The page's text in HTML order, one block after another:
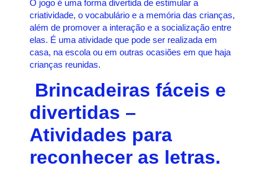
O jogo é uma forma divertida de estimular a
criatividade, o vocabulário e a memória das crianças,
além de promover a interação e a socialização entre
elas. É uma atividade que pode ser realizada em
casa, na escola ou em outras ocasiões em que haja
crianças reunidas.
Brincadeiras fáceis e
divertidas –
Atividades para
reconhecer as letras.